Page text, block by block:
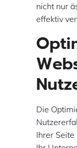
nicht nur
effektiv
Die
Ihrer